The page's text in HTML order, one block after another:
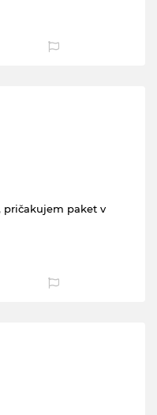
pričakujem paket v